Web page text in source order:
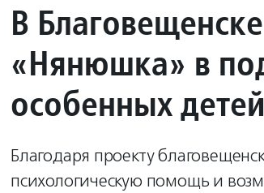
В
«Нянюшка» в
особенных детей
Благодаря проекту
психологическую помощь и